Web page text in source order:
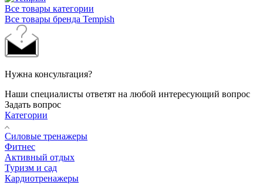
Все товары категории
Все товары бренда Tempish
Нужна консультация?
Наши специалисты ответят на любой интересующий вопрос
Задать вопрос
Категории
Силовые тренажеры
Фитнес
Активный отдых
Туризм и сад
Кардиотренажеры